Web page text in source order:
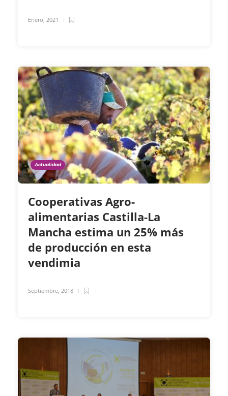
Enero, 2021
Actualidad
Cooperativas Agro-
alimentarias Castilla-La
Mancha estima un 25% más
de producción en esta
vendimia
Septiembre, 2018